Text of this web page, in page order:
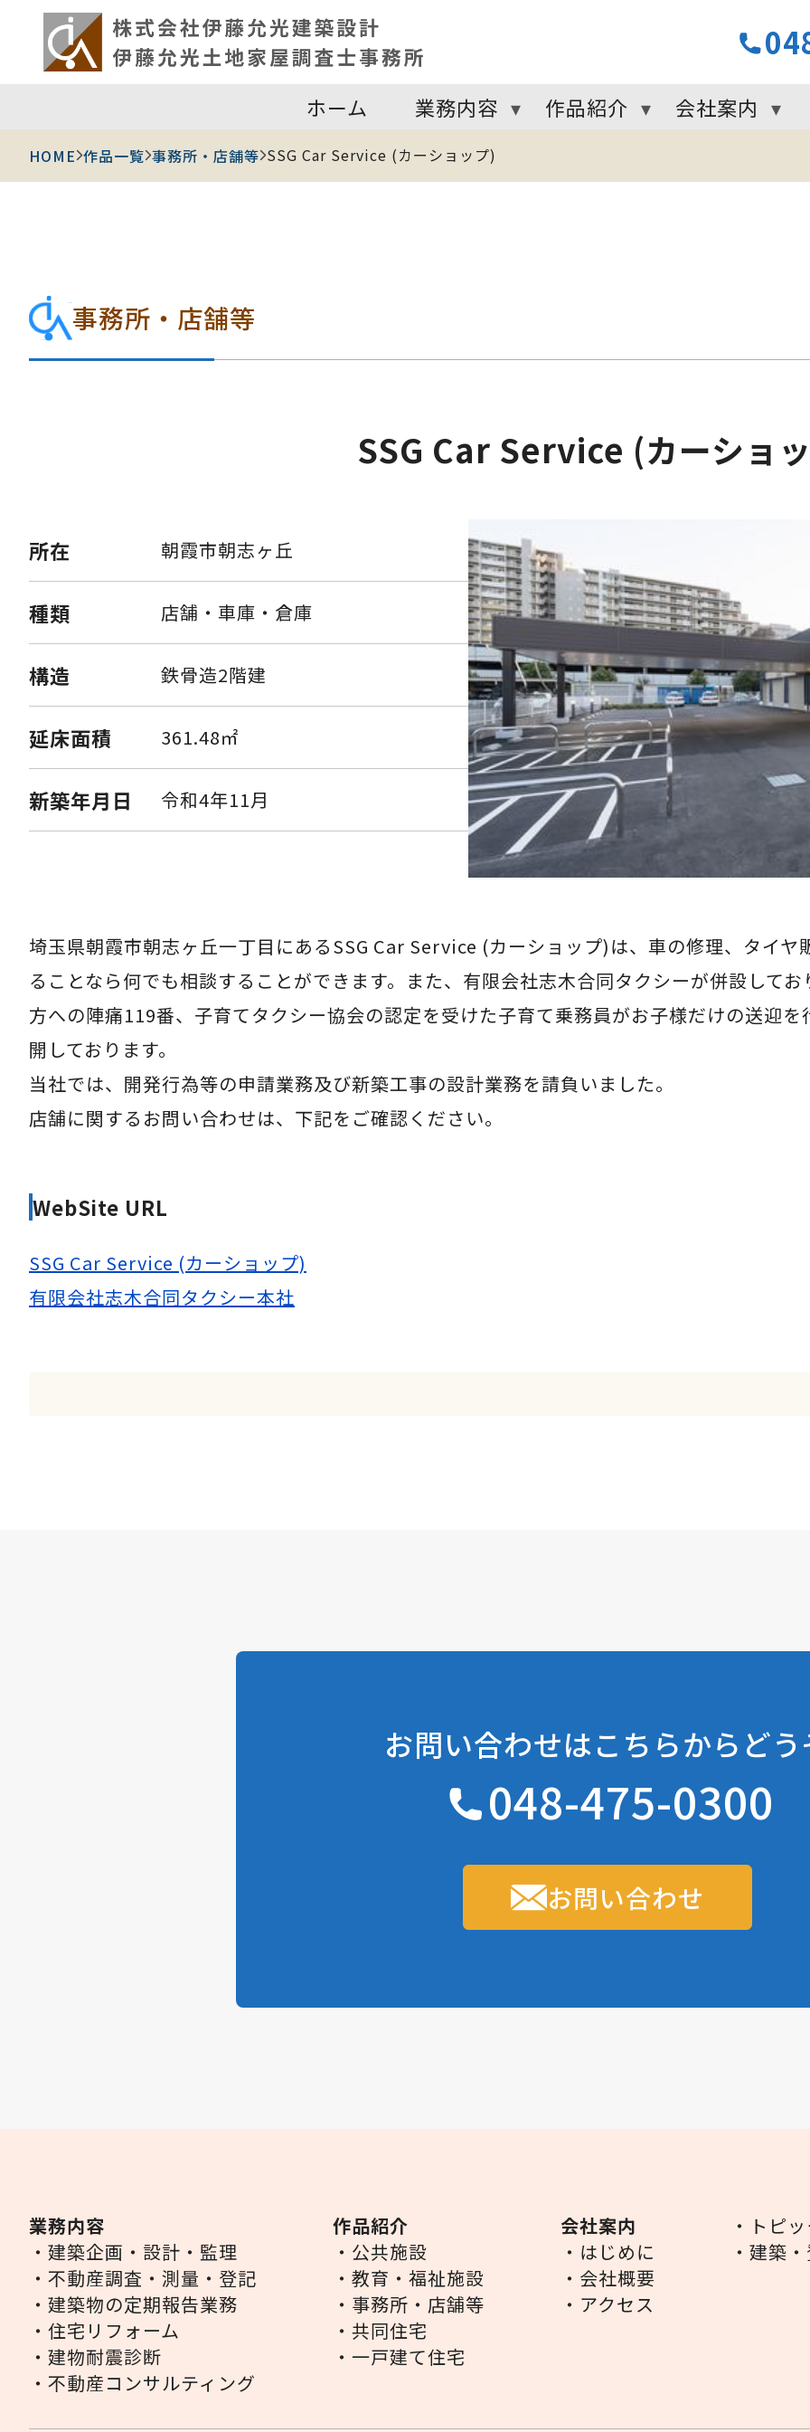
ホーム 業務内容 作品紹介 会社案内
HOME 作品一覧 事務所・店舗等 SSG Car Service (カーショップ)
事務所・店舗等
SSG Car Service (カーショ
所在 朝霞市朝志ヶ丘
種類 店舗・車庫・倉庫
構造 鉄骨造2階建
延床面積 361.48㎡
新築年月日 令和4年11月
埼玉県朝霞市朝志ヶ丘一丁目にあるSSG Car Service (カーショップ)は、車の修理、タイ
ることなら何でも相談することができます。また、有限会社志木合同タクシーが併設して
方への陣痛119番、子育てタクシー協会の認定を受けた子育て乗務員がお子様だけの送迎
開しております。
当社では、開発行為等の申請業務及び新築工事の設計業務を請負いました。
店舗に関するお問い合わせは、下記をご確認ください。
WebSite URL
SSG Car Service (カーショップ)
有限会社志木合同タクシー本社
お問い合わせはこちらからど
048-475-0300
お問い合わせ
業務内容
・建築企画・設計・監理
・不動産調査・測量・登記
・建築物の定期報告業務
・住宅リフォーム
・建物耐震診断
・不動産コンサルティング
作品紹介
・公共施設
・教育・福祉施設
・事務所・店舗等
・共同住宅
・一戸建て住宅
会社案内
・はじめに
・会社概要
・アクセス
・トピ
・建築